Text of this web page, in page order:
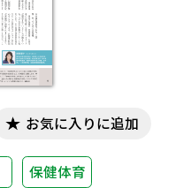
保健体育
お気に入りに追加